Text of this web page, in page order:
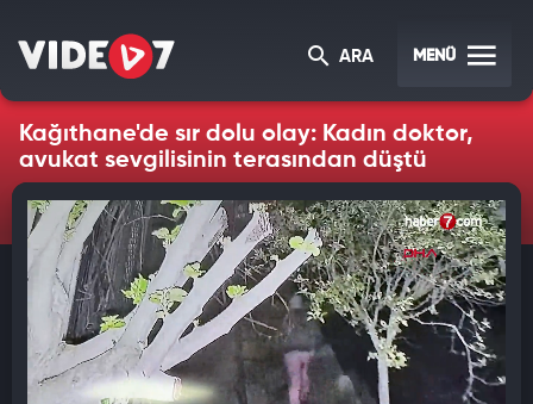
ARA MENÜ
Kağıthane'de sır dolu olay: Kadın doktor,
avukat sevgilisinin terasından düştü